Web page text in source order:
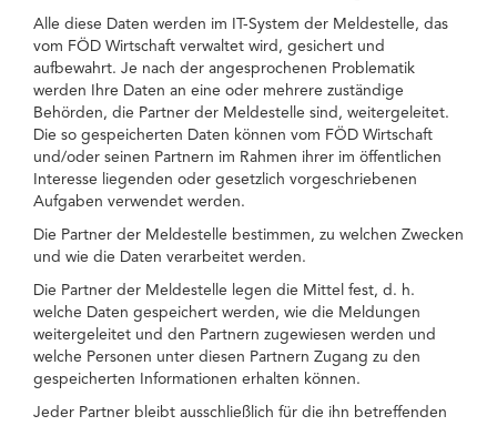
Alle diese Daten werden im IT-System der Meldestelle, das
vom FÖD Wirtschaft verwaltet wird, gesichert und
aufbewahrt. Je nach der angesprochenen Problematik
werden Ihre Daten an eine oder mehrere zuständige
Behörden, die Partner der Meldestelle sind, weitergeleitet.
Die so gespeicherten Daten können vom FÖD Wirtschaft
und/oder seinen Partnern im Rahmen ihrer im öffentlichen
Interesse liegenden oder gesetzlich vorgeschriebenen
Aufgaben verwendet werden.
Die Partner der Meldestelle bestimmen, zu welchen Zwecken
und wie die Daten verarbeitet werden.
Die Partner der Meldestelle legen die Mittel fest, d. h.
welche Daten gespeichert werden, wie die Meldungen
weitergeleitet und den Partnern zugewiesen werden und
welche Personen unter diesen Partnern Zugang zu den
gespeicherten Informationen erhalten können.
Jeder Partner bleibt ausschließlich für die ihn betreffenden